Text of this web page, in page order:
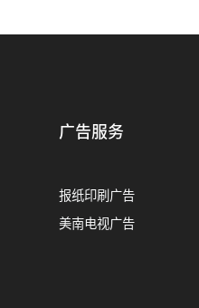
广告服务
报纸印刷广告
美南电视广告